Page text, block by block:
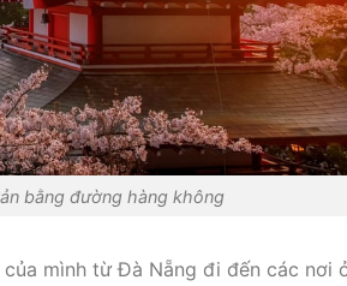
bằng đường hàng không
mình từ Đà Nẵng đi đến các nơi